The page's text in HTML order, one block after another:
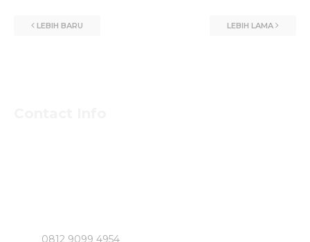
LEBIH BARU LEBIH LAMA
0812 9099 4954